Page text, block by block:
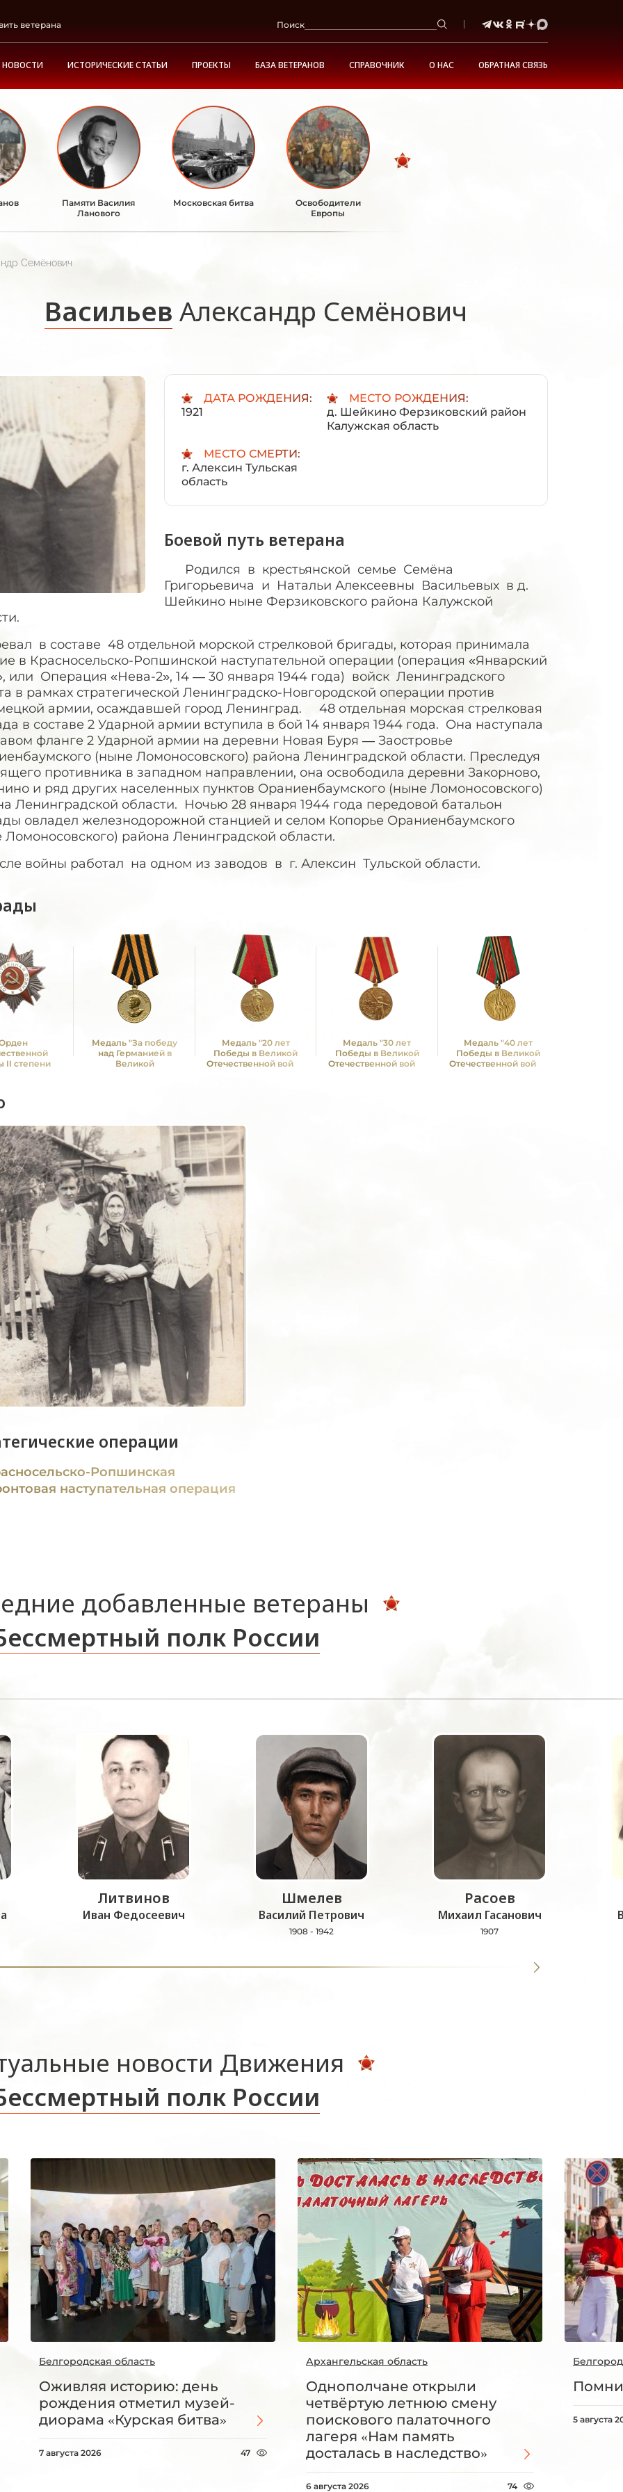
ветерана Поиск
НОВОСТИ ИСТОРИЧЕСКИЕ СТАТЬИ ПРОЕКТЫ БАЗА ВЕТЕРАНОВ СПРАВОЧНИК О НАС ОБРАТНАЯ СВЯЗЬ
Памяти Василия
Ланового
Московская битва
Освободители
Европы
Семёнович
Васильев Александр Семёнович
ДАТА РОЖДЕНИЯ:
1921
МЕСТО РОЖДЕНИЯ:
д. Шейкино Ферзиковский район
Калужская область
МЕСТО СМЕРТИ:
г. Алексин Тульская
область
Боевой путь ветерана
Родился в крестьянской семье Семёна
Григорьевича и Натальи Алексеевны Васильевых в д.
Шейкино ныне Ферзиковского района Калужской
в составе 48 отдельной морской стрелковой бригады, которая принимала
в Красносельско-Ропшинской наступательной операции (операция «Январский
или Операция «Нева-2», 14 — 30 января 1944 года) войск Ленинградского
в рамках стратегической Ленинградско-Новгородской операции против
армии, осаждавшей город Ленинград. 48 отдельная морская стрелковая
в составе 2 Ударной армии вступила в бой 14 января 1944 года. Она наступала
фланге 2 Ударной армии на деревни Новая Буря — Заостровье
(ныне Ломоносовского) района Ленинградской области. Преследуя
противника в западном направлении, она освободила деревни Закорново,
и ряд других населенных пунктов Ораниенбаумского (ныне Ломоносовского)
Ленинградской области. Ночью 28 января 1944 года передовой батальон
овладел железнодорожной станцией и селом Копорье Ораниенбаумского
Ломоносовского) района Ленинградской области.
войны работал на одном из заводов в г. Алексин Тульской области.
II степени
Медаль "За победу
над Германией в
Великой
Медаль "20 лет
Победы в Великой
Отечественной войне
Медаль "30 лет
Победы в Великой
Отечественной войне
Медаль "40 лет
Победы в Великой
Отечественной войне
операции
Ропшинская
наступательная операция
добавленные ветераны
полк России
Литвинов
Иван Федосеевич
Шмелев
Василий Петрович
1908 - 1942
Расоев
Михаил Гасанович
1907
новости Движения
полк России
Белгородская область
Оживляя историю: день
рождения отметил музей-
диорама «Курская битва»
7 августа 2026 47
Архангельская область
Однополчане открыли
четвёртую летнюю смену
поискового палаточного
лагеря «Нам память
досталась в наследство»
6 августа 2026 74
5 августа